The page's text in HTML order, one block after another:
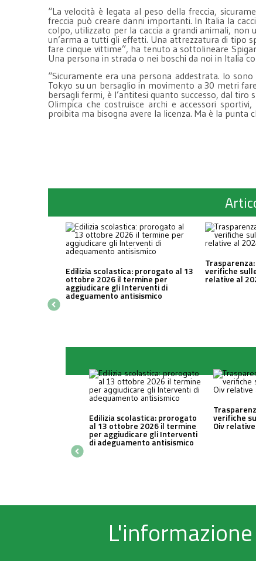
“La velocità è legata al peso della freccia,
freccia può creare danni importanti. In Italia la
colpo, utilizzato per la caccia a grandi animali, non
un’arma a tutti gli effetti. Una attrezzatura di tipo
fare cinque vittime”, ha tenuto a sottolineare
Una persona in strada o nei boschi da noi in Italia
“Sicuramente era una persona addestrata. Io
Tokyo su un bersaglio in movimento a 30 metri
bersagli fermi, è l’antitesi quanto successo, dal
Olimpica che costruisce archi e accessori
proibita ma bisogna avere la licenza. Ma è la punta
Edilizia scolastica: prorogato al 13
ottobre 2026 il termine per
aggiudicare gli Interventi di
adeguamento antisismico
verifiche
relative al
Edilizia scolastica: prorogato
al 13 ottobre 2026 il termine
per aggiudicare gli Interventi
di adeguamento antisismico
verifiche
Oiv